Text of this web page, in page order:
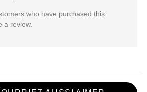
who have purchased this
a review.